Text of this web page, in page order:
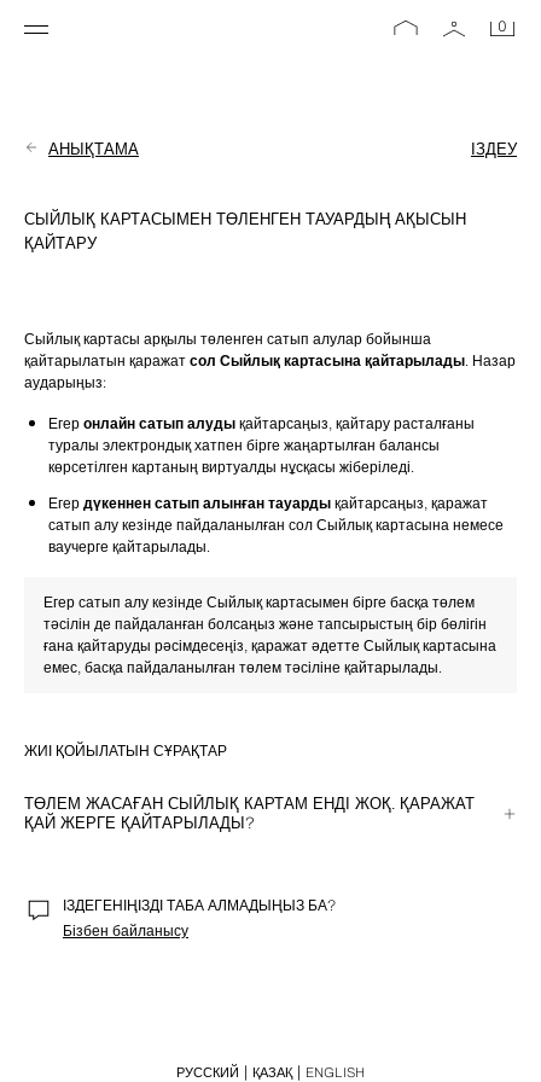
0
АНЫҚТАМА ІЗДЕУ
СЫЙЛЫҚ КАРТАСЫМЕН ТӨЛЕНГЕН ТАУАРДЫҢ АҚЫСЫН
ҚАЙТАРУ
Сыйлық картасы арқылы төленген сатып алулар бойынша
қайтарылатын қаражат сол Сыйлық картасына қайтарылады. Назар
аударыңыз:
Егер онлайн сатып алуды қайтарсаңыз, қайтару расталғаны
туралы электрондық хатпен бірге жаңартылған балансы
көрсетілген картаның виртуалды нұсқасы жіберіледі.
Егер дүкеннен сатып алынған тауарды қайтарсаңыз, қаражат
сатып алу кезінде пайдаланылған сол Сыйлық картасына немесе
ваучерге қайтарылады.
Егер сатып алу кезінде Сыйлық картасымен бірге басқа төлем
тәсілін де пайдаланған болсаңыз және тапсырыстың бір бөлігін
ғана қайтаруды рәсімдесеңіз, қаражат әдетте Сыйлық картасына
емес, басқа пайдаланылған төлем тәсіліне қайтарылады.
ЖИІ ҚОЙЫЛАТЫН СҰРАҚТАР
ТӨЛЕМ ЖАСАҒАН СЫЙЛЫҚ КАРТАМ ЕНДІ ЖОҚ. ҚАРАЖАТ
ҚАЙ ЖЕРГЕ ҚАЙТАРЫЛАДЫ?
картасының виртуалды нұсқасы жіберіледі.
Егер дүкеннен сатып алынған тауарды қайтарсаңыз, дүкен
ІЗДЕГЕНІҢІЗДІ ТАБА АЛМАДЫҢЫЗ БА?
Бізбен байланысу
РУССКИЙ ҚАЗАҚ ENGLISH